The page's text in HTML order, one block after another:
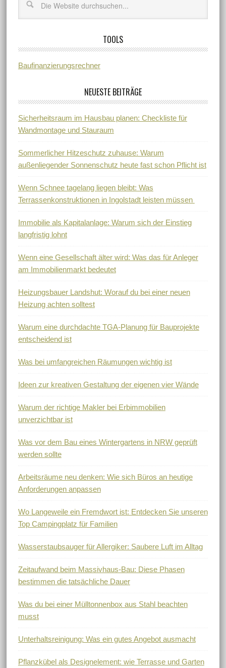
TOOLS
Baufinanzierungsrechner
NEUESTE BEITRÄGE
Sicherheitsraum im Hausbau planen: Checkliste für
Wandmontage und Stauraum
Sommerlicher Hitzeschutz zuhause: Warum
außenliegender Sonnenschutz heute fast schon Pflicht ist
Wenn Schnee tagelang liegen bleibt: Was
Terrassenkonstruktionen in Ingolstadt leisten müssen
Immobilie als Kapitalanlage: Warum sich der Einstieg
langfristig lohnt
Wenn eine Gesellschaft älter wird: Was das für Anleger
am Immobilienmarkt bedeutet
Heizungsbauer Landshut: Worauf du bei einer neuen
Heizung achten solltest
Warum eine durchdachte TGA-Planung für Bauprojekte
entscheidend ist
Was bei umfangreichen Räumungen wichtig ist
Ideen zur kreativen Gestaltung der eigenen vier Wände
Warum der richtige Makler bei Erbimmobilien
unverzichtbar ist
Was vor dem Bau eines Wintergartens in NRW geprüft
werden sollte
Arbeitsräume neu denken: Wie sich Büros an heutige
Anforderungen anpassen
Wo Langeweile ein Fremdwort ist: Entdecken Sie unseren
Top Campingplatz für Familien
Wasserstaubsauger für Allergiker: Saubere Luft im Alltag
Zeitaufwand beim Massivhaus-Bau: Diese Phasen
bestimmen die tatsächliche Dauer
Was du bei einer Mülltonnenbox aus Stahl beachten
musst
Unterhaltsreinigung: Was ein gutes Angebot ausmacht
Pflanzkübel als Designelement: wie Terrasse und Garten